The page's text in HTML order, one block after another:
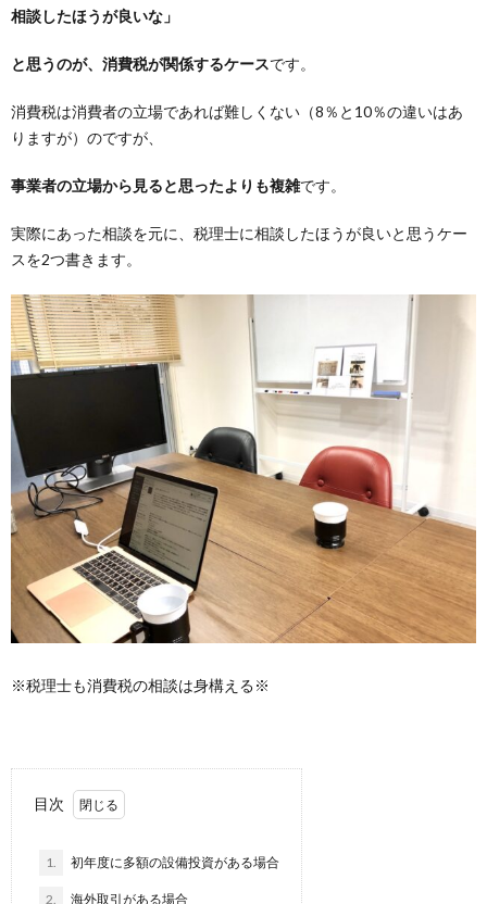
相談したほうが良いな」
と思うのが、消費税が関係するケースです。
消費税は消費者の立場であれば難しくない（8％と10％の違いはあ
りますが）のですが、
事業者の立場から見ると思ったよりも複雑です。
実際にあった相談を元に、税理士に相談したほうが良いと思うケー
スを2つ書きます。
※税理士も消費税の相談は身構える※
目次
1. 初年度に多額の設備投資がある場合
2. 海外取引がある場合